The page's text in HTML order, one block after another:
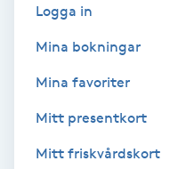
Tatuering
Tatueringsborttagning
Terapi
Thaimassage
Logga in
Mina bokningar
Mina favoriter
Mitt presentkort
Mitt friskvårdskort